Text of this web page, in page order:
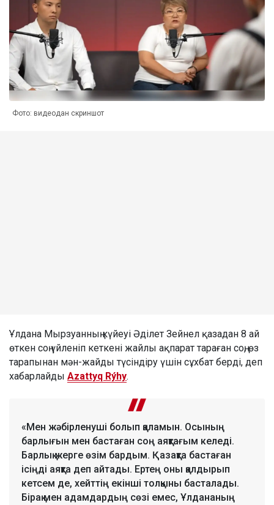
Фото: видеодан скриншот
Ұлдана Мырзуанның күйеуі Әділет Зейнел қазадан 8 ай
өткен соң үйленіп кеткені жайлы ақпарат тараған соң, өз
тарапынан мән-жайды түсіндіру үшін сұхбат берді, деп
хабарлайды Azattyq Rýhy.
«Мен жәбірленуші болып қаламын. Осының
барлығын мен бастаған соң аяқтағым келеді.
Барлық жерге өзім бардым. Қазақта бастаған
ісіңді аяқта деп айтады. Ертең оны қалдырып
кетсем де, хейттің екінші толқыны басталады.
Бірақ мен адамдардың сөзі емес, Ұлдананың